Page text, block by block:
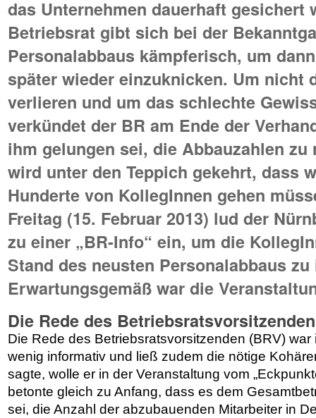
das Unternehmen dauerhaft gesichert
Betriebsrat gibt sich bei der
Personalabbaus kämpferisch, um
später wieder einzuknicken. Um nicht
verlieren und um das schlechte
verkündet der BR am Ende der
ihm gelungen sei, die Abbauzahlen zu
wird unter den Teppich gekehrt, dass
Hunderte von KollegInnen gehen
Freitag (15. Februar 2013) lud der
zu einer „BR-Info“ ein, um die
Stand des neusten Personalabbaus
Erwartungsgemäß war die
Die Rede des Betriebsratsvorsitzenden
Die Rede des Betriebsratsvorsitzenden (BRV)
wenig informativ und ließ zudem die nötige
sagte, wolle er in der Veranstaltung vom
betonte gleich zu Anfang, dass es dem
sei, die Anzahl der abzubauenden Mitarbeiter in